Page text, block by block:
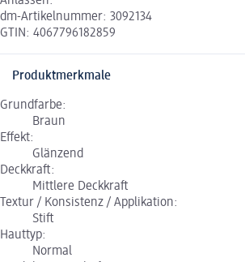
dm-Artikelnummer: 3092134
GTIN: 4067796182859
Produktmerkmale
Grundfarbe:
Braun
Effekt:
Glänzend
Deckkraft:
Mittlere Deckkraft
Textur / Konsistenz / Applikation:
Stift
Hauttyp:
Normal